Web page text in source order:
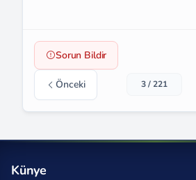
Sorun Bildir
Önceki 3 / 221
Künye